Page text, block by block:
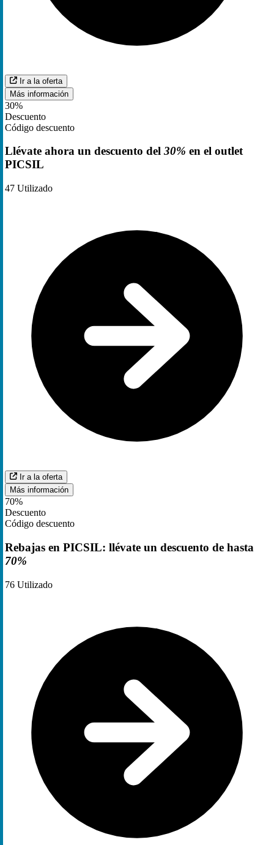
Ir a la oferta
Más información
30%
Descuento
Código descuento
Llévate ahora un descuento del 30% en el outlet
PICSIL
47 Utilizado
Ir a la oferta
Más información
70%
Descuento
Código descuento
Rebajas en PICSIL: llévate un descuento de hasta
70%
76 Utilizado